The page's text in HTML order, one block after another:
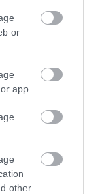
or
app.
other